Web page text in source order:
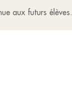
aux futurs élèves.